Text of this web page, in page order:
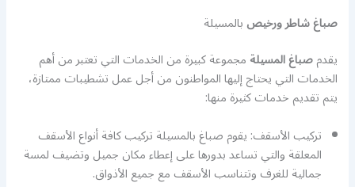
صباغ شاطر ورخيصبالمسيلة
يقدمصباغ المسيلةمجموعة كبيرة من الخدمات التي تعتبر من أهم
الخدمات التي يحتاج إليها المواطنون من أجل عمل تشطيبات ممتازة،
يتم تقديم خدمات كثيرة منها:
تركيب الأسقف: يقوم صباغ بالمسيلة تركيب كافة أنواع الأسقف
المعلقة والتي تساعد بدورها على إعطاء مكان جميل وتضيف لمسة
جمالية للغرف وتتناسب الأسقف مع جميع الأذواق.